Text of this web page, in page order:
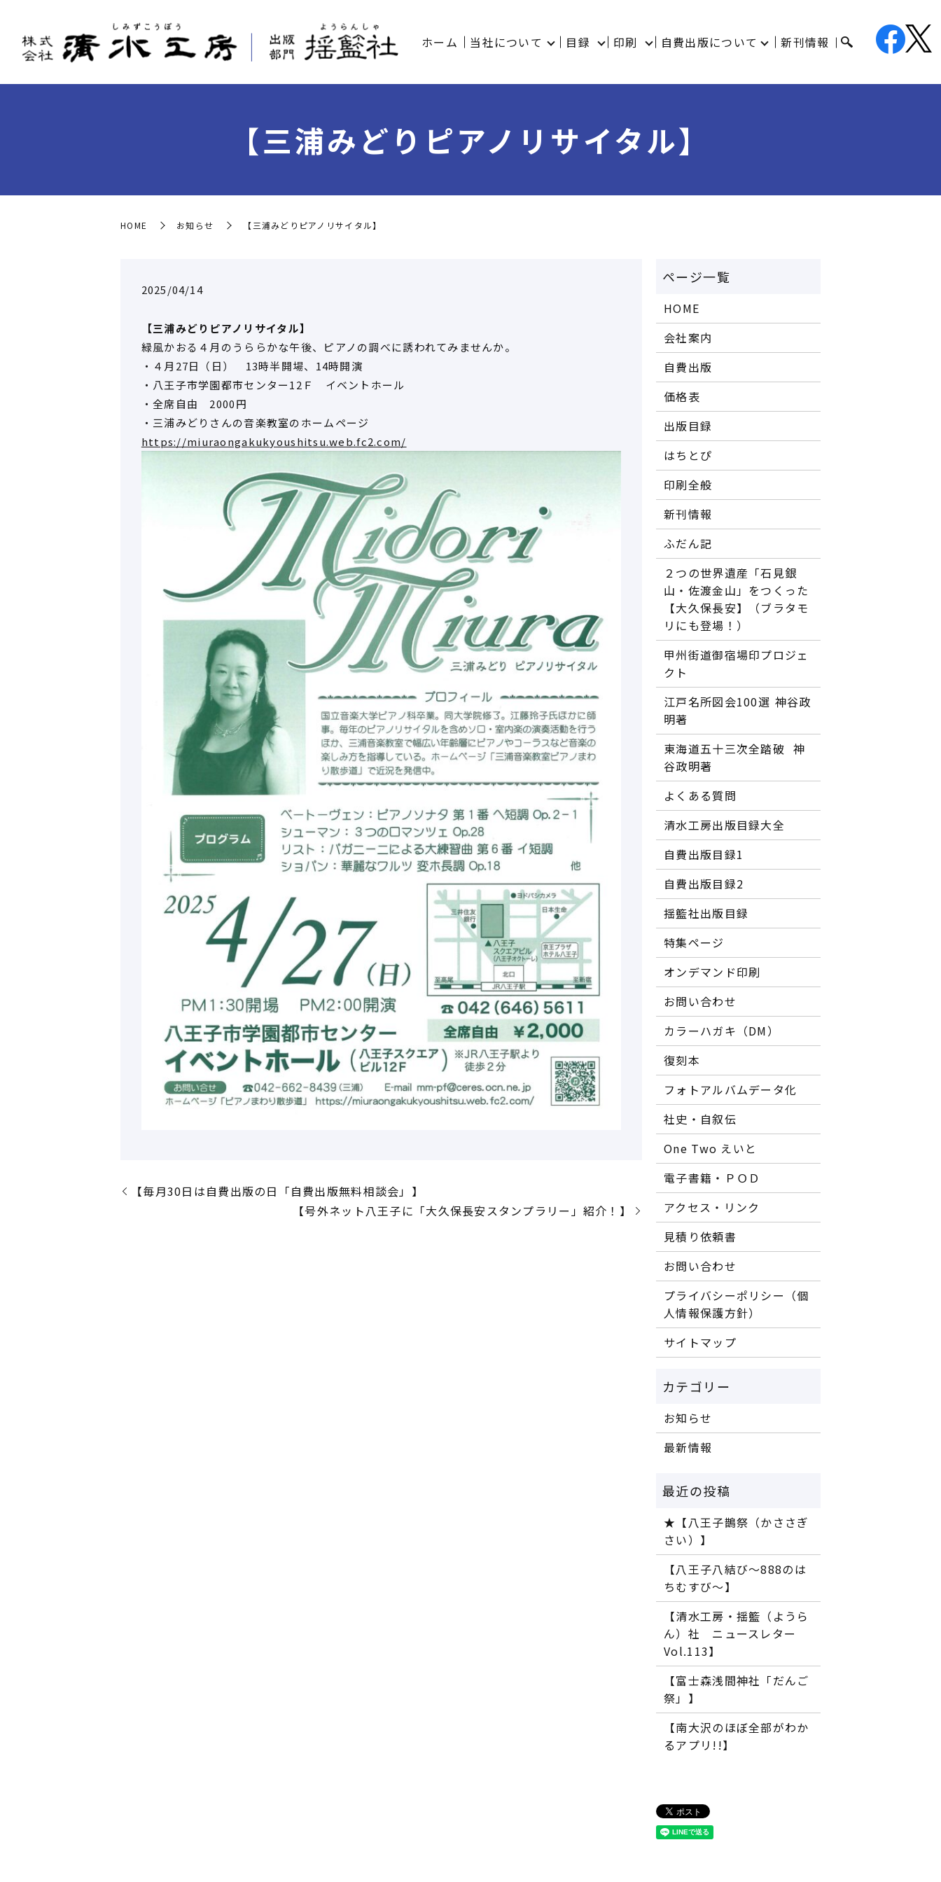
ホーム 当社について 目録 印刷 自費出版について 新刊情報
【三浦みどりピアノリサイタル】
HOME お知らせ 【三浦みどりピアノリサイタル】
2025/04/14
【三浦みどりピアノリサイタル】
緑風かおる４月のうららかな午後、ピアノの調べに誘われてみませんか。
・４月27日（日） 13時半開場、14時開演
・八王子市学園都市センター12Ｆ イベントホール
・全席自由 2000円
・三浦みどりさんの音楽教室のホームページ
https://miuraongakukyoushitsu.web.fc2.com/
【毎月30日は自費出版の日「自費出版無料相談会」】
【号外ネット八王子に「大久保長安スタンプラリー」紹介！】
HOME
会社案内
自費出版
価格表
出版目録
はちとぴ
印刷全般
新刊情報
ふだん記
２つの世界遺産「石見銀
山・佐渡金山」をつくった
【大久保長安】（ブラタモ
リにも登場！）
甲州街道御宿場印プロジェ
クト
江戸名所図会100選―― 神谷政
明著
東海道五十三次全踏破 ―― 神
谷政明著
よくある質問
清水工房出版目録大全
自費出版目録1
自費出版目録2
揺籃社出版目録
特集ページ
オンデマンド印刷
お問い合わせ
カラーハガキ（DM）
復刻本
フォトアルバムデータ化
社史・自叙伝
One Two えいと
電子書籍・ＰＯＤ
アクセス・リンク
見積り依頼書
お問い合わせ
プライバシーポリシー（個
人情報保護方針）
サイトマップ
お知らせ
最新情報
★【八王子鵲祭（かささぎ
さい）】
【八王子八結び～888のは
ちむすび～】
【清水工房・揺籃（ようら
ん）社 ニュースレター
Vol.113】
【富士森浅間神社「だんご
祭」】
【南大沢のほぼ全部がわか
るアプリ!!】